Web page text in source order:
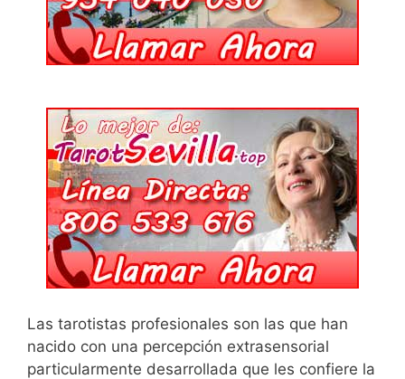
Las tarotistas profesionales son las que han
nacido con una percepción extrasensorial
particularmente desarrollada que les confiere la